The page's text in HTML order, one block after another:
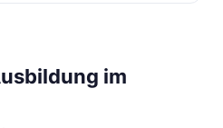
im